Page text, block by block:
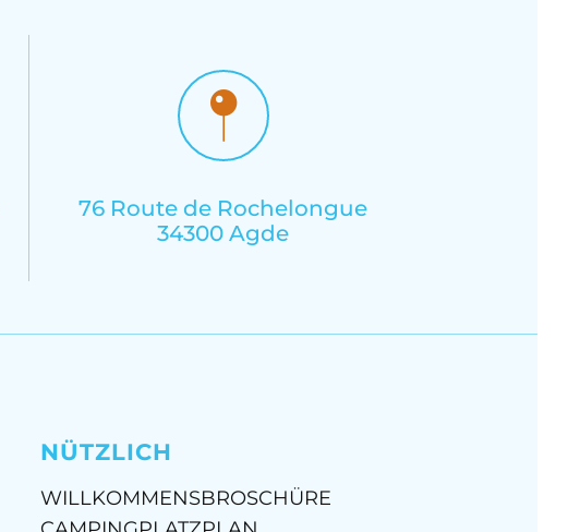
76 Route de Rochelongue
34300 Agde
NÜTZLICH
WILLKOMMENSBROSCHÜRE